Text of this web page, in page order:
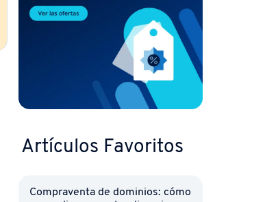
Artículos Favoritos
Co­m­pra­ve­n­ta de dominios: cómo